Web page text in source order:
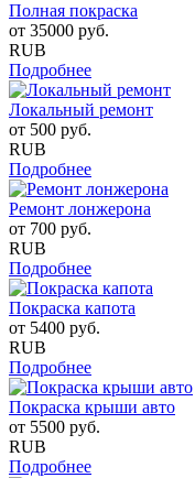
Полная покраска
от 35000 руб.
RUB
Подробнее
Локальный ремонт
от 500 руб.
RUB
Подробнее
Ремонт лонжерона
от 700 руб.
RUB
Подробнее
Покраска капота
от 5400 руб.
RUB
Подробнее
Покраска крыши авто
от 5500 руб.
RUB
Подробнее